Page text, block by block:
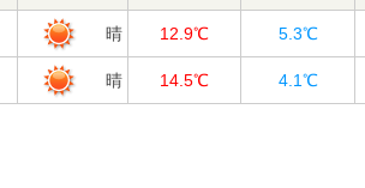
晴 12.9℃ 5.3℃
晴 14.5℃ 4.1℃